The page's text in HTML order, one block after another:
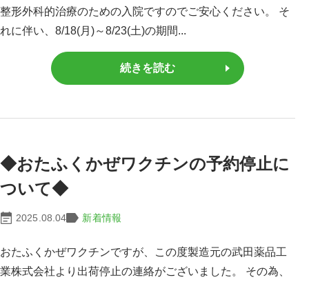
整形外科的治療のための入院ですのでご安心ください。 そ
れに伴い、8/18(月)～8/23(土)の期間...
続きを読む
◆おたふくかぜワクチンの予約停止に
ついて◆
2025.08.04 新着情報
おたふくかぜワクチンですが、この度製造元の武田薬品工
業株式会社より出荷停止の連絡がございました。 その為、